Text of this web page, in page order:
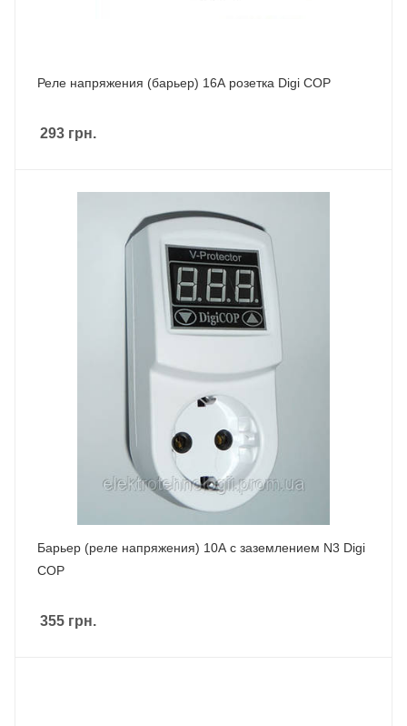
Реле напряжения (барьер) 16А розетка Digi COP
293 грн.
Барьер (реле напряжения) 10А с заземлением N3 Digi
COP
355 грн.